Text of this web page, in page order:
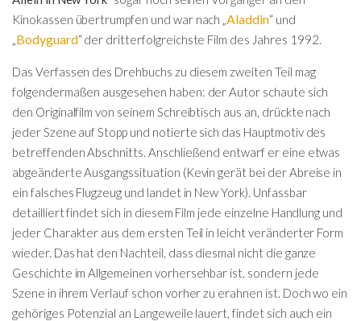
Kinokassen übertrumpfen und war nach „ Aladdin“ und
Bodyguard“ der dritterfolgreichste Film des Jahres 1992.
Das Verfassen des Drehbuchs zu diesem zweiten Teil mag
folgendermaßen ausgesehen haben: der Autor schaute sich
den Originalfilm von seinem Schreibtisch aus an, drückte nach
jeder Szene auf Stopp und notierte sich das Hauptmotiv des
betreffenden Abschnitts. Anschließend entwarf er eine etwas
abgeänderte Ausgangssituation (Kevin gerät bei der Abreise in
ein falsches Flugzeug und landet in New York). Unfassbar
detailliert findet sich in diesem Film jede einzelne Handlung und
jeder Charakter aus dem ersten Teil in leicht veränderter Form
wieder. Das hat den Nachteil, dass diesmal nicht die ganze
Geschichte im Allgemeinen vorhersehbar ist, sondern jede
Szene in ihrem Verlauf schon vorher zu erahnen ist. Doch wo ein
gehöriges Potenzial an Langeweile lauert, findet sich auch ein